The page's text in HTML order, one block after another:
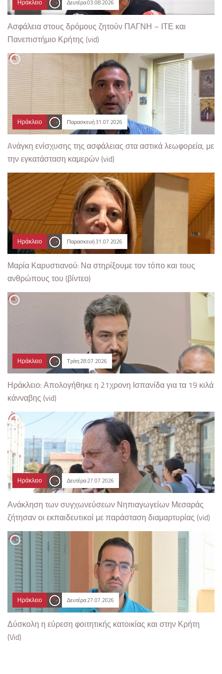
Ηράκλειο Δευτέρα 03.08.2026
Ασφάλεια στους δρόμους ζητούν ΠΑΓΝΗ – ΙΤΕ και
Πανεπιστήμιο Κρήτης (vid)
Ηράκλειο Παρασκευή 31.07.2026
Aνάγκη ενίσχυσης της ασφάλειας στα αστικά λεωφορεία, με
την εγκατάσταση καμερών (vid)
Ηράκλειο Παρασκευή 31.07.2026
Μαρία Καρυστιανού: Να στηρίξουμε τον τόπο και τους
ανθρώπους του (βίντεο)
Ηράκλειο Τρίτη 28.07.2026
Ηράκλειο: Απολογήθηκε η 21χρονη Ισπανίδα για τα 19 κιλά
κάνναβης (vid)
Ηράκλειο Δευτέρα 27.07.2026
Ανάκληση των συγχωνεύσεων Νηπιαγωγείων Μεσαράς
ζήτησαν οι εκπαιδευτικοί με παράσταση διαμαρτυρίας (vid)
Ηράκλειο Δευτέρα 27.07.2026
Δύσκολη η εύρεση φοιτητικής κατοικίας και στην Κρήτη
(Vid)